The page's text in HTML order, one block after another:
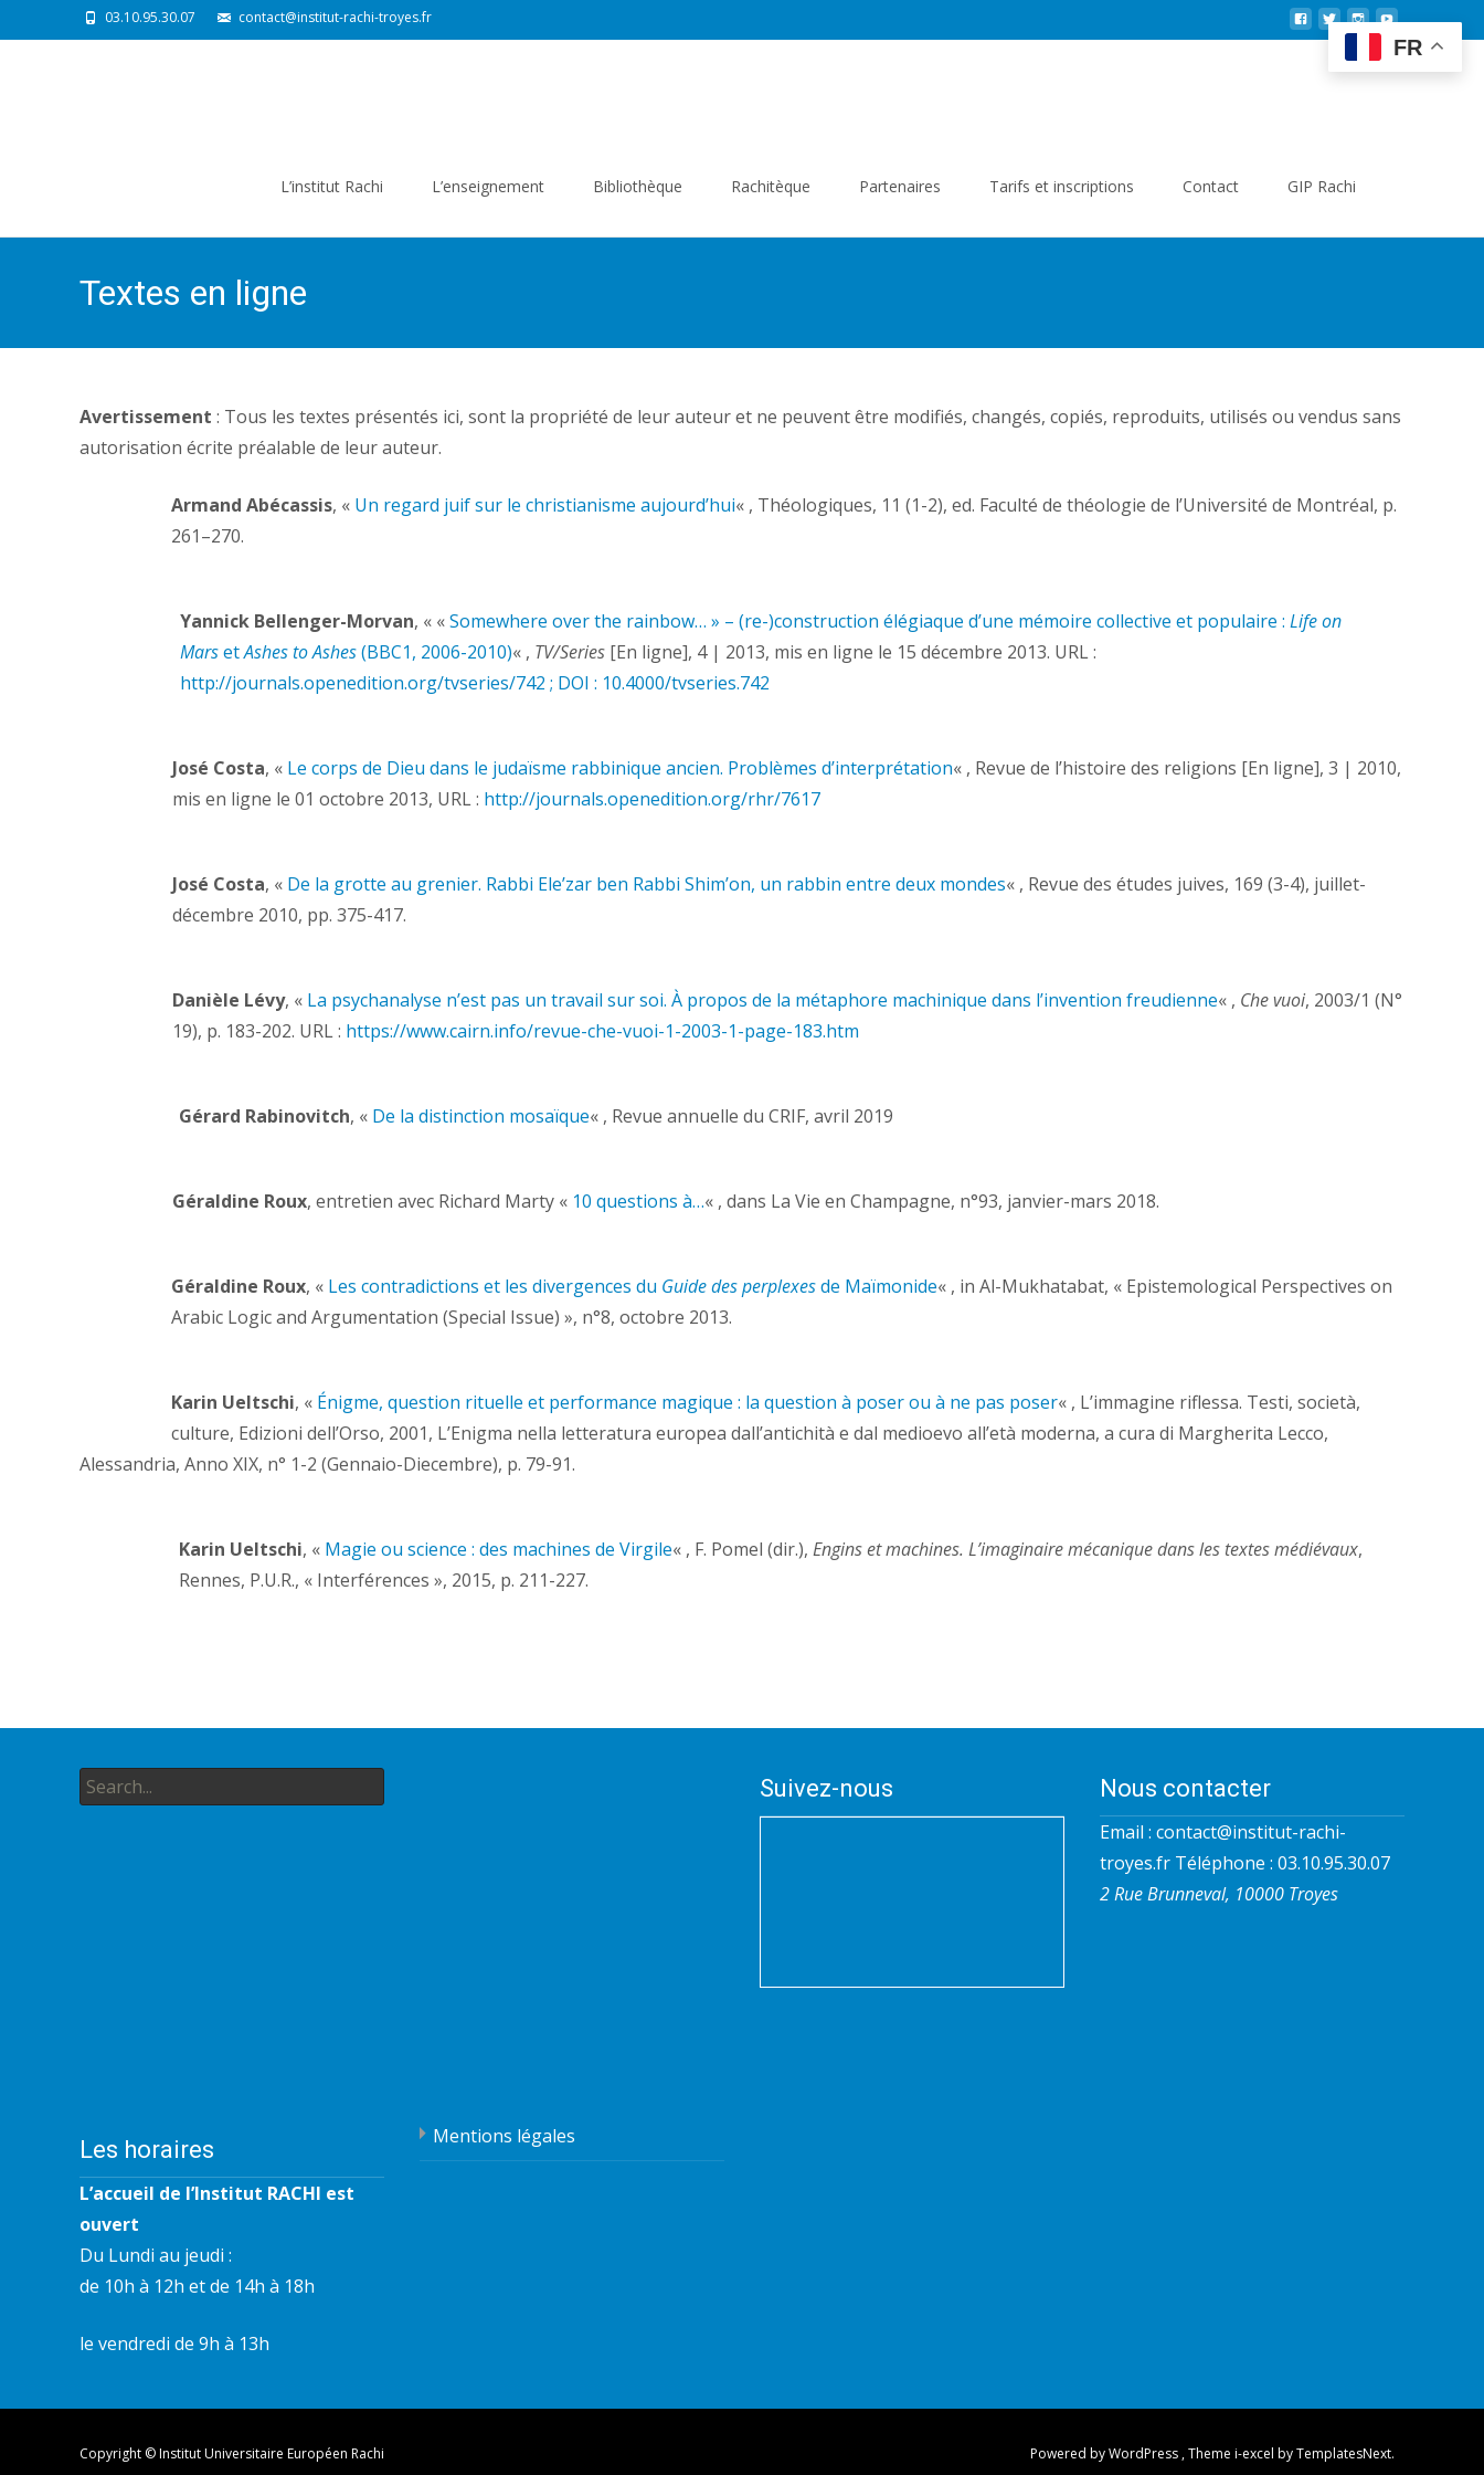
03.10.95.30.07 contact@institut-rachi-troyes.fr
L’institut Rachi L’enseignement Bibliothèque Rachitèque Partenaires Tarifs et inscriptions Contact GIP Rachi
Textes en ligne
Avertissement : Tous les textes présentés ici, sont la propriété de leur auteur et ne peuvent être modifiés, changés, copiés, reproduits, utilisés ou vendus sans
autorisation écrite préalable de leur auteur.
Armand Abécassis, « Un regard juif sur le christianisme aujourd’hui« , Théologiques, 11 (1-2), ed. Faculté de théologie de l’Université de Montréal, p.
261–270.
Yannick Bellenger-Morvan, « «Somewhere over the rainbow… » – (re-)construction élégiaque d’une mémoire collective et populaire : Life on
MarsetAshes to Ashes(BBC1, 2006-2010)« , TV/Series [En ligne], 4 | 2013, mis en ligne le 15 décembre 2013. URL :
http://journals.openedition.org/tvseries/742 ; DOI : 10.4000/tvseries.742
José Costa, « Le corps de Dieu dans le judaïsme rabbinique ancien. Problèmes d’interprétation« , Revue de l’histoire des religions [En ligne], 3 | 2010,
mis en ligne le 01 octobre 2013, URL : http://journals.openedition.org/rhr/7617
José Costa, « De la grotte au grenier. Rabbi Ele’zar ben Rabbi Shim’on, un rabbin entre deux mondes« , Revue des études juives, 169 (3-4), juillet-
décembre 2010, pp. 375-417.
Danièle Lévy, « La psychanalyse n’est pas un travail sur soi. À propos de la métaphore machinique dans l’invention freudienne« , Che vuoi, 2003/1 (N°
19), p. 183-202. URL : https://www.cairn.info/revue-che-vuoi-1-2003-1-page-183.htm
Gérard Rabinovitch, « De la distinction mosaïque« , Revue annuelle du CRIF, avril 2019
Géraldine Roux, entretien avec Richard Marty « 10 questions à…« , dans La Vie en Champagne, n°93, janvier-mars 2018.
Géraldine Roux, « Les contradictions et les divergences du Guide des perplexesde Maïmonide« , in Al-Mukhatabat, « Epistemological Perspectives on
Arabic Logic and Argumentation (Special Issue) », n°8, octobre 2013.
Karin Ueltschi, « Énigme, question rituelle et performance magique : la question à poser ou à ne pas poser« , L’immagine riflessa. Testi, società,
culture, Edizioni dell’Orso, 2001, L’Enigma nella letteratura europea dall’antichità e dal medioevo all’età moderna, a cura di Margherita Lecco,
Alessandria, Anno XIX, n° 1-2 (Gennaio-Diecembre), p. 79-91.
Karin Ueltschi, « Magie ou science : des machines de Virgile« , F. Pomel (dir.), Engins et machines. L’imaginaire mécanique dans les textes médiévaux,
Rennes, P.U.R., « Interférences », 2015, p. 211-227.
Search
for:
Suivez-nous Nous contacter
Email : contact@institut-rachi-
troyes.fr Téléphone : 03.10.95.30.07
2 Rue Brunneval, 10000 Troyes
Les horaires
L’accueil de l’Institut RACHI est
ouvert
Du Lundi au jeudi :
de 10h à 12h et de 14h à 18h
le vendredi de 9h à 13h
Mentions légales
Copyright © Institut Universitaire Européen Rachi Powered by WordPress , Theme i-excel by TemplatesNext.
FR